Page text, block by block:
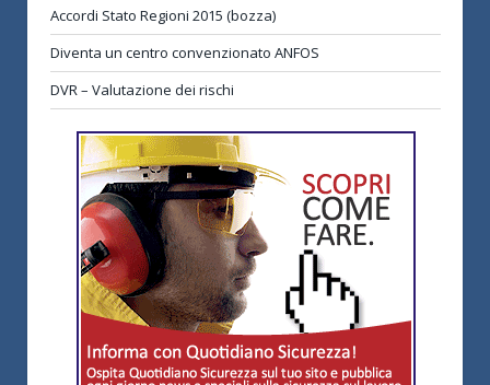
Accordi Stato Regioni 2015 (bozza)
Diventa un centro convenzionato ANFOS
DVR – Valutazione dei rischi